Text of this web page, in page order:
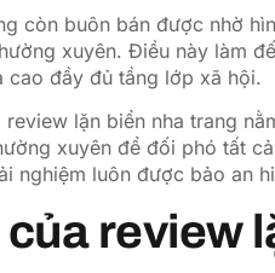
còn buôn bán được nhờ
xuyên. Điều này làm
cao đầy đủ tầng lớp xã hội.
lặn biển nha trang
xuyên để đối phó tất
nghiệm luôn được bảo an
review